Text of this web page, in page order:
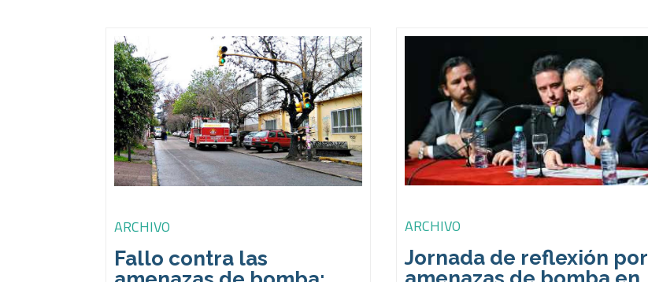
ARCHIVO
Fallo contra las
ARCHIVO
Jornada de reflexión por